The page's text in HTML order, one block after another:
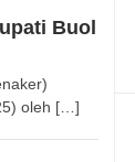
Buol
oleh […]